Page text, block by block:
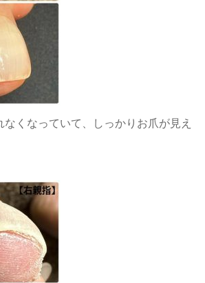
くなっていて、しっかりお爪が見え